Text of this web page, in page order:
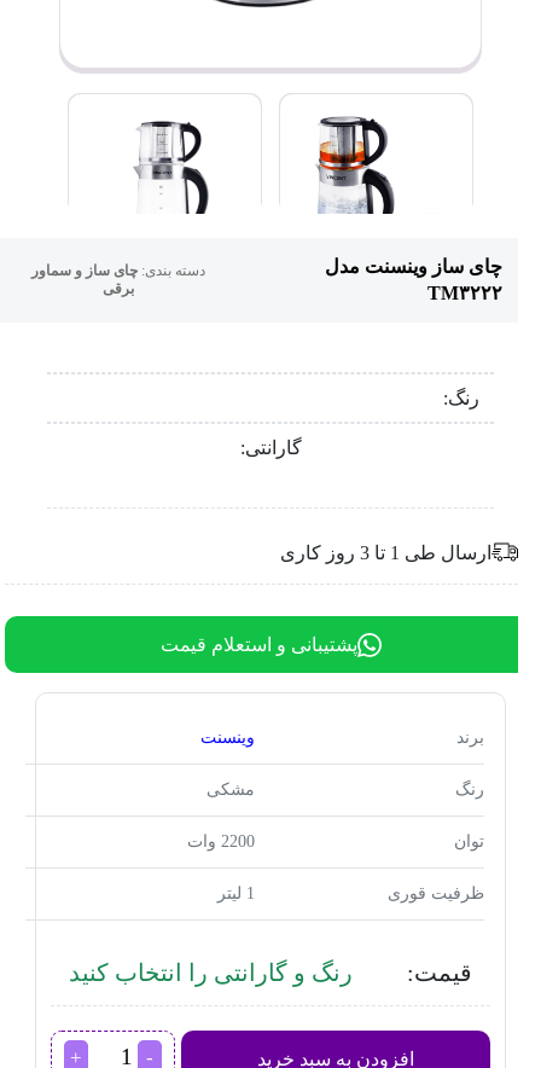
چای ساز وینسنت مدل
TM۳۲۲۲
دسته بندی:چای ساز و سماور
برقی
رنگ:
گارانتی:
ارسال طی 1 تا 3 روز کاری
پشتیبانی و استعلام قیمت
برند وینسنت
رنگ مشکی
توان 2200 وات
ظرفیت قوری
قیمت: رنگ و گارانتی را انتخاب کنید
افزودن به سبد خرید
چای